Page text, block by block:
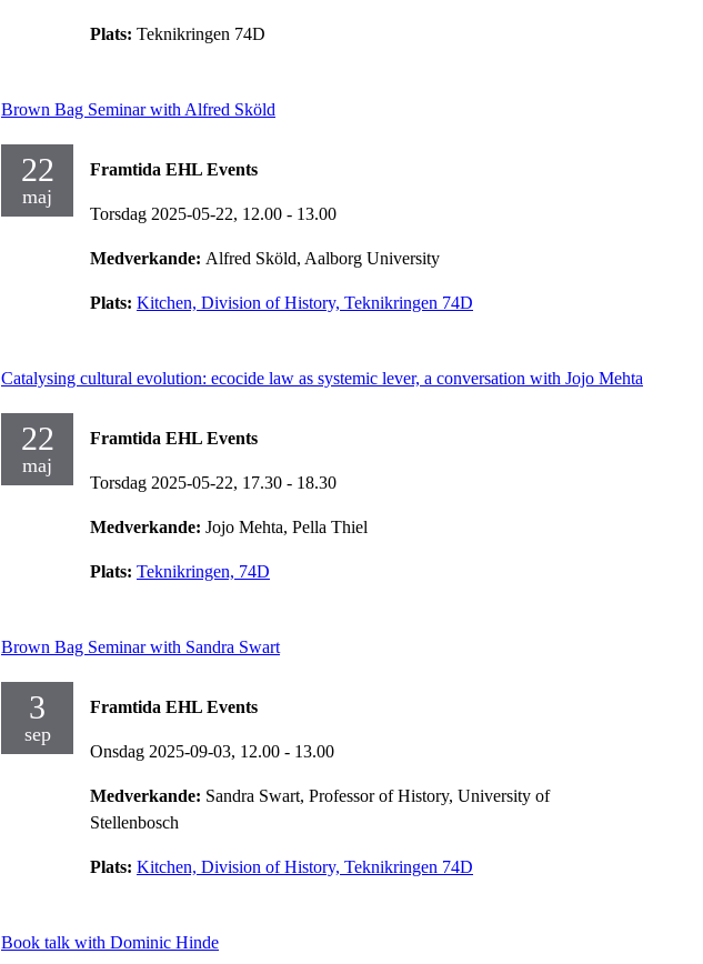
Plats: Teknikringen 74D
Brown Bag Seminar with Alfred Sköld
22
maj
Framtida EHL Events
Torsdag 2025-05-22, 12.00 - 13.00
Medverkande: Alfred Sköld, Aalborg University
Plats: Kitchen, Division of History, Teknikringen 74D
Catalysing cultural evolution: ecocide law as systemic lever, a conversation with Jojo Mehta
22
maj
Framtida EHL Events
Torsdag 2025-05-22, 17.30 - 18.30
Medverkande: Jojo Mehta, Pella Thiel
Plats: Teknikringen, 74D
Brown Bag Seminar with Sandra Swart
3
sep
Framtida EHL Events
Onsdag 2025-09-03, 12.00 - 13.00
Medverkande: Sandra Swart, Professor of History, University of
Stellenbosch
Plats: Kitchen, Division of History, Teknikringen 74D
Book talk with Dominic Hinde